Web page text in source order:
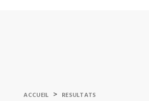
ACCUEIL > RESULTATS